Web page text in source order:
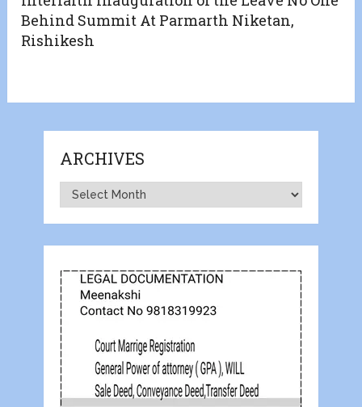
Behind Summit At Parmarth Niketan,
Rishikesh
ARCHIVES
Archives